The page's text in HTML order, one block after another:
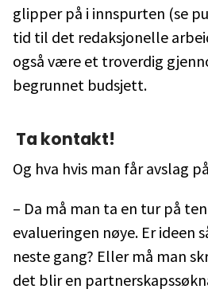
glipper på i innspurten (se
tid til det redaksjonelle
også være et troverdig
begrunnet budsjett.
Ta kontakt!
Og hva hvis man får avslag
– Da må man ta en tur på
evalueringen nøye. Er ideen
neste gang? Eller må man
det blir en